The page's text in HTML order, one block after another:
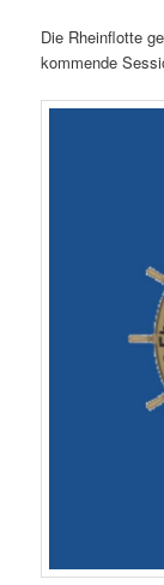
Die Rheinflotte
kommende